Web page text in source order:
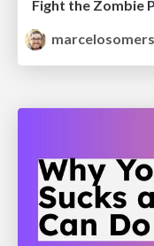
marcelosomers